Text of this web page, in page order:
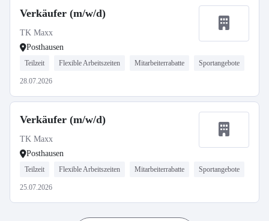
Verkäufer (m/w/d)
TK Maxx
Posthausen
Teilzeit Flexible Arbeitszeiten Mitarbeiterrabatte Sportangebote
28.07.2026
Verkäufer (m/w/d)
TK Maxx
Posthausen
Teilzeit Flexible Arbeitszeiten Mitarbeiterrabatte Sportangebote
25.07.2026